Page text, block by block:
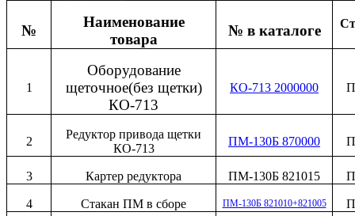
№
Наименование
товара
№ в каталоге
1
Оборудование
щеточное(без щетки)
КО-713
КО-713 2000000
2
Редуктор привода щетки
КО-713
ПМ-130Б 870000
3 Картер редуктора ПМ-130Б 821015
4 Стакан ПМ в сборе ПМ-130Б 821010+821005